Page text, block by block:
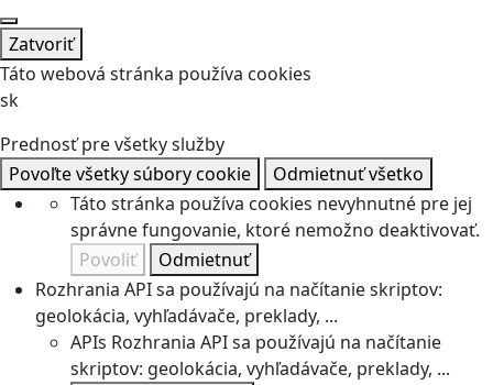
Zatvoriť
Táto webová stránka používa cookies
sk
Prednosť pre všetky služby
Povoľte všetky súbory cookie
Odmietnuť všetko
Táto stránka používa cookies nevyhnutné pre jej
správne fungovanie, ktoré nemožno deaktivovať.
Povoliť
Odmietnuť
Rozhrania API sa používajú na načítanie skriptov:
geolokácia, vyhľadávače, preklady, ...
APIs Rozhrania API sa používajú na načítanie
skriptov: geolokácia, vyhľadávače, preklady, ...